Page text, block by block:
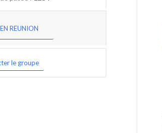
REUNION
le groupe